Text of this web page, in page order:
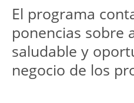
El programa
ponencias sobre
saludable y
negocio de los